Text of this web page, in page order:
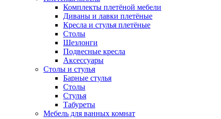
Комплекты плетёной мебели
Диваны и лавки плетёные
Кресла и стулья плетёные
Столы
Шезлонги
Подвесные кресла
Аксессуары
Столы и стулья
Барные стулья
Столы
Стулья
Табуреты
Мебель для ванных комнат